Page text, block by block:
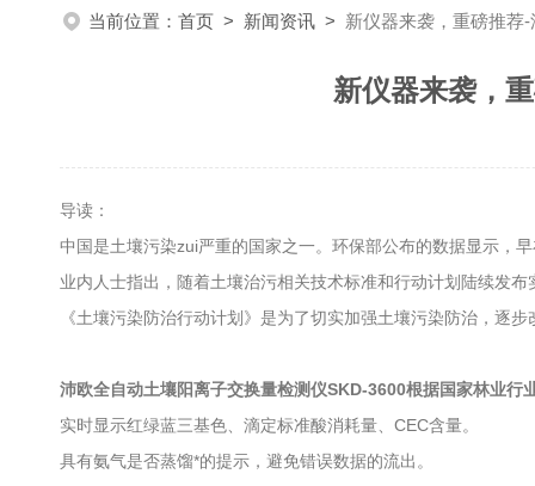
当前位置： 首页 > 新闻资讯 > 新仪器来袭，重磅推荐
新仪器来袭，
导读：
中国是土壤污染zui严重的国家之一。环保部公布的数据显示，
业内人士指出，随着土壤治污相关技术标准和行动计划陆续发
《土壤污染防治行动计划》是为了切实加强土壤污染防治，逐
沛欧全自动土壤阳离子交换量检测仪SKD-3600根据国家林业
实时显示红绿蓝三基色、滴定标准酸消耗量、CEC含量。
具有氨气是否蒸馏*的提示，避免错误数据的流出。